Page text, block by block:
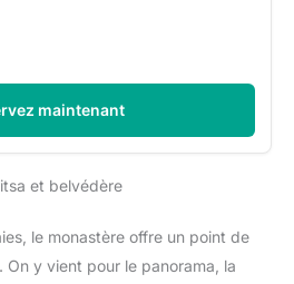
maintenant
et belvédère
le monastère offre un point de
On y vient pour le panorama, la